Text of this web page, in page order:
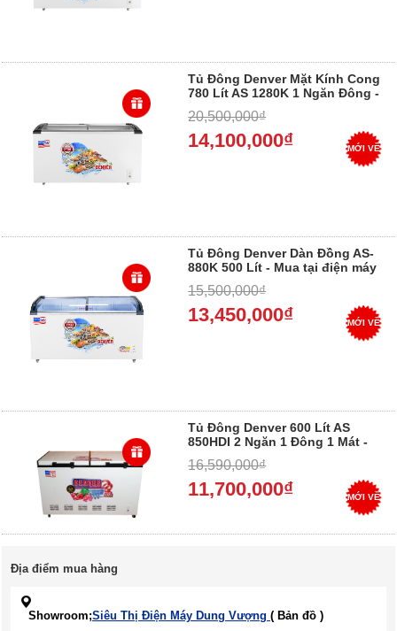
Tủ Đông Denver Mặt Kính Cong
780 Lít AS 1280K 1 Ngăn Đông -
Mua tại điện máy Dung Vượng -
Trả góp 0%
20,500,000₫
14,100,000₫ MỚI VỀ
Tủ Đông Denver Dàn Đồng AS-
880K 500 Lít - Mua tại điện máy
Dung Vượng - Trả góp 0%
15,500,000₫
13,450,000₫ MỚI VỀ
Tủ Đông Denver 600 Lít AS
850HDI 2 Ngăn 1 Đông 1 Mát -
Mua tại điện máy Dung Vượng -
Trả góp 0%
16,590,000₫
11,700,000₫ MỚI VỀ
Địa điểm mua hàng
Showroom;Siêu Thị Điện Máy Dung Vượng ( Bản đồ )